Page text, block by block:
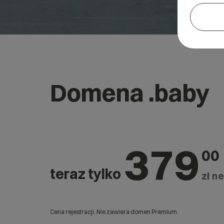
Domena .baby
teraz tylko 379 00
zł
Cena rejestracji. Nie zawiera domen Premium.